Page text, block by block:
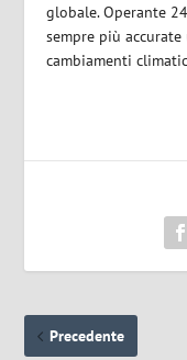
globale. Operante
sempre più
cambiamenti
Precedente